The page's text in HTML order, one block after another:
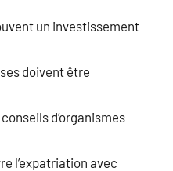
un investissement
doivent être
d’organismes
l’expatriation avec